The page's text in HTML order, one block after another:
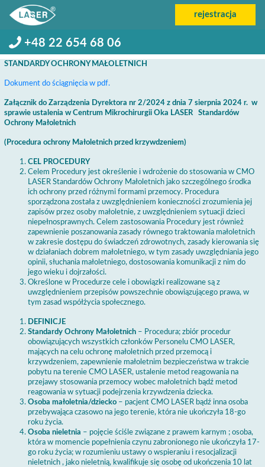
rejestracja
+48 22 654 68 06
STANDARDY OCHRONY MAŁOLETNICH
Dokument do ściągnięcia w pdf.
Załącznik do Zarządzenia Dyrektora nr 2/2024 z dnia 7 sierpnia 2024 r. w
sprawie ustalenia w Centrum Mikrochirurgii Oka LASER Standardów
Ochrony Małoletnich
(Procedura ochrony Małoletnich przed krzywdzeniem)
CEL PROCEDURY
Celem Procedury jest określenie i wdrożenie do stosowania w CMO
LASER Standardów Ochrony Małoletnich jako szczególnego środka
ich ochrony przed różnymi formami przemocy. Procedura
sporządzona została z uwzględnieniem konieczności zrozumienia jej
zapisów przez osoby małoletnie, z uwzględnieniem sytuacji dzieci
niepełnosprawnych. Celem zastosowania Procedury jest również
zapewnienie poszanowania zasady równego traktowania małoletnich
w zakresie dostępu do świadczeń zdrowotnych, zasady kierowania się
w działaniach dobrem małoletniego, w tym zasady uwzględniania jego
opinii, słuchania małoletniego, dostosowania komunikacji z nim do
jego wieku i dojrzałości.
Określone w Procedurze cele i obowiązki realizowane są z
uwzględnieniem przepisów powszechnie obowiązującego prawa, w
tym zasad współżycia społecznego.
DEFINICJE
Standardy Ochrony Małoletnich – Procedura; zbiór procedur
obowiązujących wszystkich członków Personelu CMO LASER,
mających na celu ochronę małoletnich przed przemocą i
krzywdzeniem, zapewnienie małoletnim bezpieczeństwa w trakcie
pobytu na terenie CMO LASER, ustalenie metod reagowania na
przejawy stosowania przemocy wobec małoletnich bądź metod
reagowania w sytuacji podejrzenia krzywdzenia dziecka.
Osoba małoletnia/dziecko – pacjent CMO LASER bądź inna osoba
przebywająca czasowo na jego terenie, która nie ukończyła 18-go
roku życia.
Osoba nieletnia – pojęcie ściśle związane z prawem karnym ; osoba,
która w momencie popełnienia czynu zabronionego nie ukończyła 17-
go roku życia; w rozumieniu ustawy o wspieraniu i resocjalizacji
nieletnich , jako nieletnią, kwalifikuje się osobę od ukończenia 10 lat